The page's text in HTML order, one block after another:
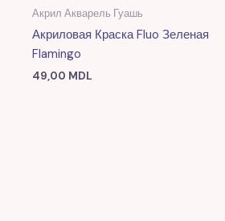
Акрил Акварель Гуашь
Акриловая Краска Fluo Зеленая
Flamingo
49,00 MDL